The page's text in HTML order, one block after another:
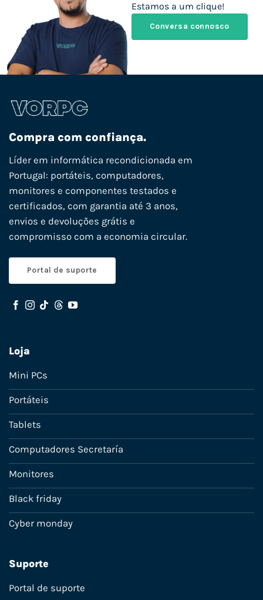
Estamos a um clique!
Conversa connosco
Compra com confiança.
Líder em informática recondicionada em
Portugal: portáteis, computadores,
monitores e componentes testados e
certificados, com garantia até 3 anos,
envios e devoluções grátis e
compromisso com a economia circular.
Portal de suporte
Loja
Mini PCs
Portáteis
Tablets
Computadores Secretaría
Monitores
Black friday
Cyber monday
Suporte
Portal de suporte